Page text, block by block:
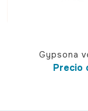
producto
Gypsona
Precio